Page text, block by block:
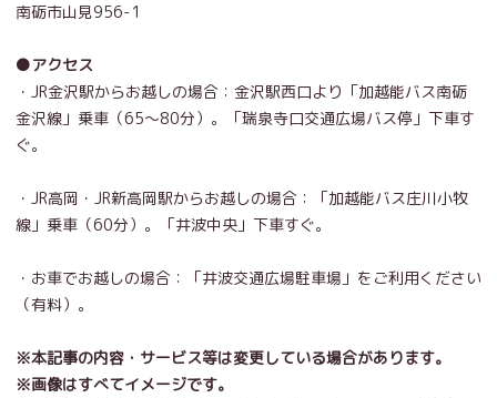
南砺市山見956-1
●アクセス
・JR金沢駅からお越しの場合：金沢駅西口より「加越能バス南砺
金沢線 」乗車（65～80分）。「瑞泉寺口交通広場バス停」下車す
ぐ。
・JR高岡・JR新高岡駅からお越しの場合：「加越能バス庄川小牧
線 」乗車（60分）。「井波中央」下車すぐ。
・お車でお越しの場合：「井波交通広場駐車場」をご利用ください
（有料）。
※本記事の内容・サービス等は変更している場合があります。
※画像はすべてイメージです。